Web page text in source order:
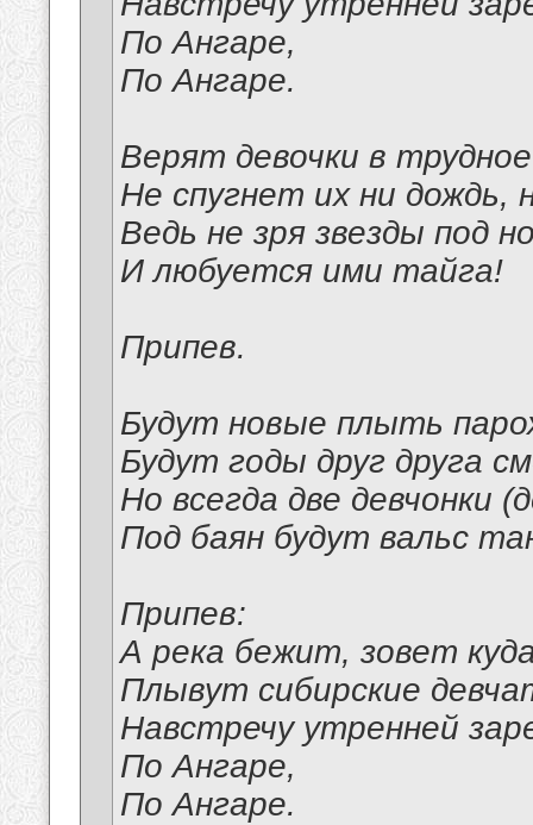
По Ангаре,
По Ангаре.
Верят девочки в
Не спугнет их ни дождь,
Ведь не зря звезды под
И любуется ими тайга!
Припев.
Будут новые плыть
Будут годы друг друга
Но всегда две девчонки
Под баян будут вальс
Припев:
А река бежит, зовет
Плывут сибирские
Навстречу утренней
По Ангаре,
По Ангаре.